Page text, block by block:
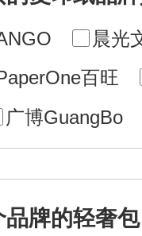
晨光
百旺
广博GuangBo
牌的轻奢